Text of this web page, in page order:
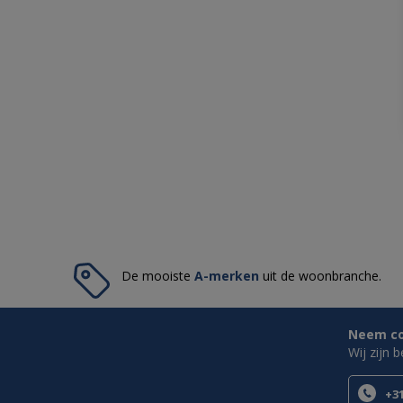
De mooiste A-merken uit de woonbranche.
Neem
Wij zijn